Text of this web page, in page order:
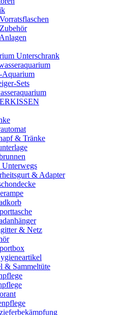
Unterschrank
Aquarium
Sets
& Tränke
& Adapter
& Netz
& Sammeltüte